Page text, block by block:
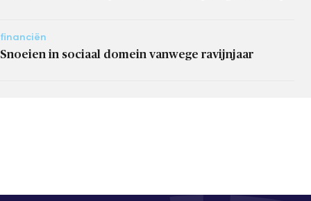
financiën
Snoeien in sociaal domein vanwege ravijnjaar